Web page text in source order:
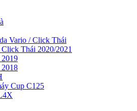
Vario / Click Thái
Thái 2020/2021
Cup C125